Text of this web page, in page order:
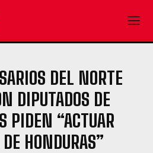
DEL NORTE
DIPUTADOS DE
PIDEN “ACTUAR
HONDURAS”